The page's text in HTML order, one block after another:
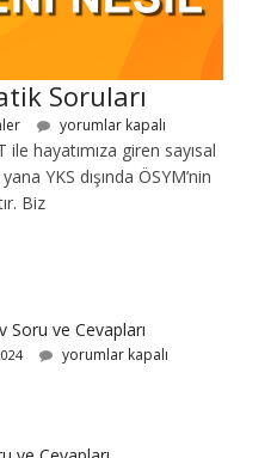
Soruları
yorumlar kapalı
hayatımıza giren sayısal
YKS dışında ÖSYM’nin
Biz
Soru ve Cevapları
yorumlar kapalı